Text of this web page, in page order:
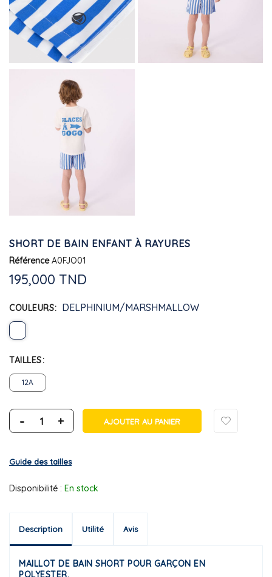
SHORT DE BAIN ENFANT À RAYURES
Référence A0FJO01
195,000 TND
COULEURS DELPHINIUM/MARSHMALLOW
TAILLES
12A
- + AJOUTER AU PANIER
Guide des tailles
Disponibilité : En stock
Description Utilité Avis
MAILLOT DE BAIN SHORT POUR GARÇON EN
POLYESTER.